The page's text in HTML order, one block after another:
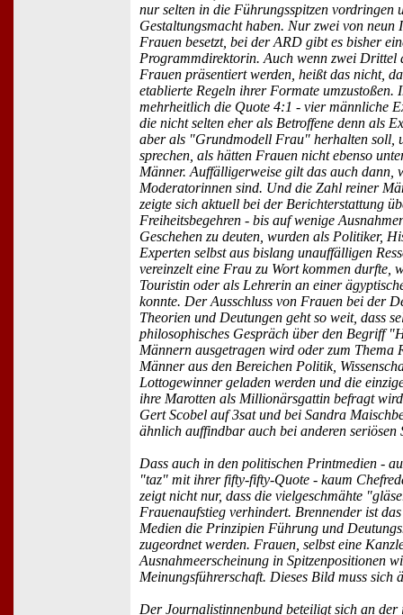
nur selten in die Führungsspitzen vordringen
Gestaltungsmacht haben. Nur zwei von neun
Frauen besetzt, bei der ARD gibt es bisher
Programmdirektorin. Auch wenn zwei Drittel
Frauen präsentiert werden, heißt das nicht,
etablierte Regeln ihrer Formate umzustoßen.
mehrheitlich die Quote 4:1 - vier männliche
die nicht selten eher als Betroffene denn als
aber als "Grundmodell Frau" herhalten soll,
sprechen, als hätten Frauen nicht ebenso
Männer. Auffälligerweise gilt das auch dann,
Moderatorinnen sind. Und die Zahl reiner
zeigte sich aktuell bei der Berichterstattung
Freiheitsbegehren - bis auf wenige
Geschehen zu deuten, wurden als Politiker,
Experten selbst aus bislang unauffälligen
vereinzelt eine Frau zu Wort kommen durfte,
Touristin oder als Lehrerin an einer
konnte. Der Ausschluss von Frauen bei der
Theorien und Deutungen geht so weit, dass
philosophisches Gespräch über den Begriff
Männern ausgetragen wird oder zum Thema
Männer aus den Bereichen Politik,
Lottogewinner geladen werden und die
ihre Marotten als Millionärsgattin befragt
Gert Scobel auf 3sat und bei Sandra
ähnlich auffindbar auch bei anderen seriösen
Dass auch in den politischen Printmedien -
"taz" mit ihrer fifty-fifty-Quote - kaum
zeigt nicht nur, dass die vielgeschmähte
Frauenaufstieg verhindert. Brennender ist
Medien die Prinzipien Führung und
zugeordnet werden. Frauen, selbst eine
Ausnahmeerscheinung in Spitzenpositionen
Meinungsführerschaft. Dieses Bild muss sich
Der Journalistinnenbund beteiligt sich an